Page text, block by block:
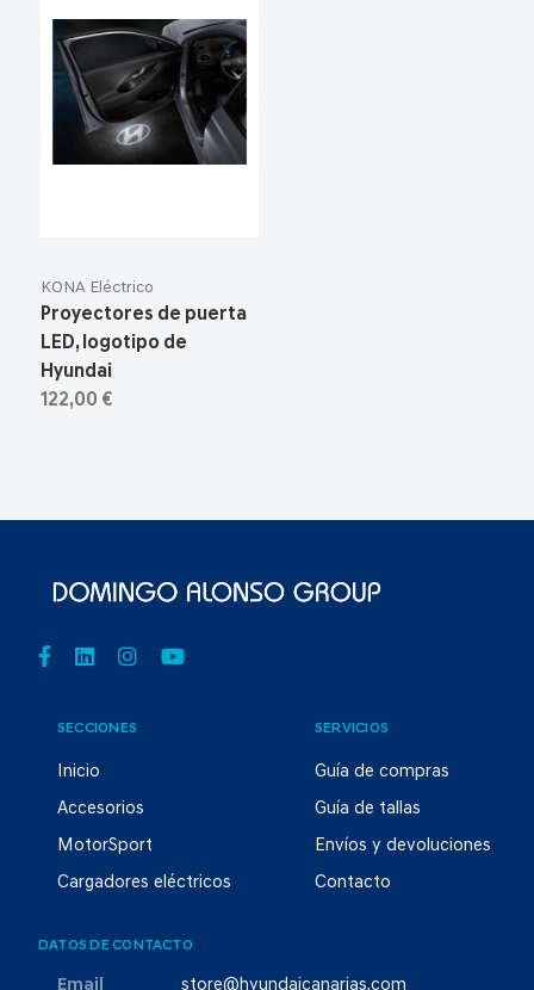
KONA Eléctrico
Proyectores de puerta
LED, logotipo de
Hyundai
122,00 €
SECCIONES
Inicio
Accesorios
MotorSport
Cargadores eléctricos
SERVICIOS
Guía de compras
Guía de tallas
Envíos y devoluciones
Contacto
DATOS DE CONTACTO
Email store@hyundaicanarias.com